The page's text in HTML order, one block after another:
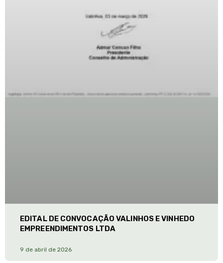
EDITAL DE CONVOCAÇÃO VALINHOS E VINHEDO
EMPREENDIMENTOS LTDA
9 de abril de 2026